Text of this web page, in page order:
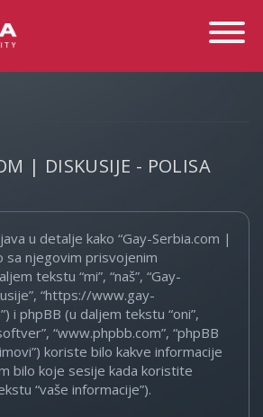
Toggle
| DISKUSIJE - POLISA
u detalje kako “Gay-Serbia.com |
sa njegovim prisvojenim
tekstu “mi”, “naš”, “Gay-
“https://www.gay-
i phpBB (u daljem tekstu “oni”,
“www.phpbb.com”, “phpBB
koriste bilo kakve informacije
bilo koje sesije kada koristite
“vaše informacije”).